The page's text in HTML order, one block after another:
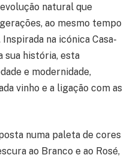
natural que
ao mesmo tempo
na icónica Casa-
sua história, esta
e modernidade,
vinho e a ligação com as
numa paleta de cores
ao Branco e ao Rosé,